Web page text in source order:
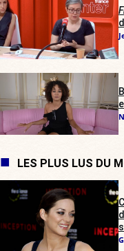
LES PLUS LUS DU